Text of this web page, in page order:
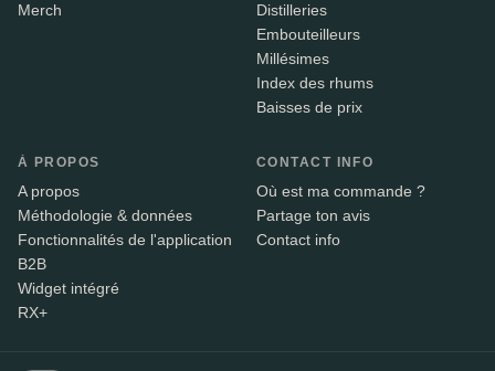
Merch
Distilleries
Embouteilleurs
Millésimes
Index des rhums
Baisses de prix
À PROPOS
A propos
Méthodologie & données
Fonctionnalités de l'application
B2B
Widget intégré
RX+
CONTACT INFO
Où est ma commande ?
Partage ton avis
Contact info